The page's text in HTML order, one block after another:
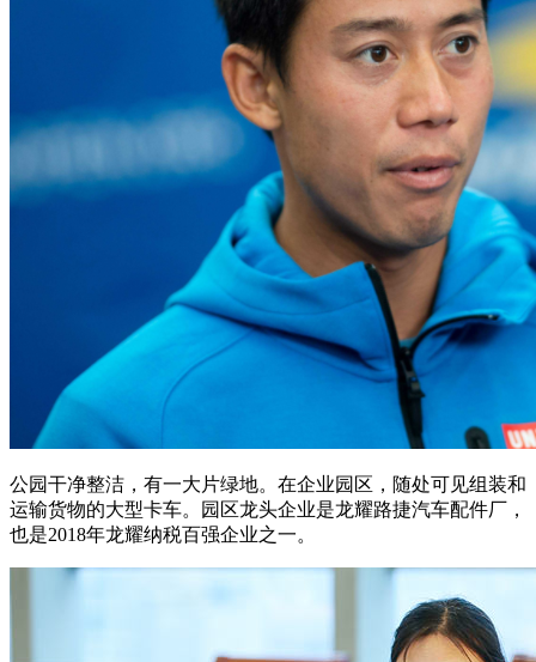
公园干净整洁，有一大片绿地。在企业园区，随处可见组装和
运输货物的大型卡车。园区龙头企业是龙耀路捷汽车配件厂，
也是2018年龙耀纳税百强企业之一。